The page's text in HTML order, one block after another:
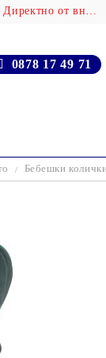
Крабов - Над 100 000 продукта на едно място. Директно от вносителя!
0878 17 49 71
Бебешки